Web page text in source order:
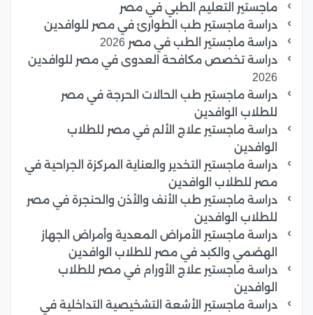
ماجستير التعليم الطبي في مصر
دراسة ماجستير طب الطوارئ في مصر للوافدين
دراسة ماجستير الطب في مصر 2026
دراسة تخصص مكافحة العدوى في مصر للوافدين
2026
دراسة ماجستير طب الحالات الحرجة في مصر
للطلاب الوافدين
دراسة ماجستير علاج الألم في مصر للطلاب
الوافدين
دراسة ماجستير التخدير والعناية المركزة الجراحية في
مصر للطلاب الوافدين
دراسة ماجستير طب الأنف والأذن والحنجرة في مصر
للطلاب الوافدين
دراسة ماجستير الأمراض المعدية وأمراض الجهاز
الهضمي والكبد في مصر للطلاب الوافدين
دراسة ماجستير علاج الأورام في مصر للطلاب
الوافدين
دراسة ماجستير الأشعة التشخيصية التداخلية في